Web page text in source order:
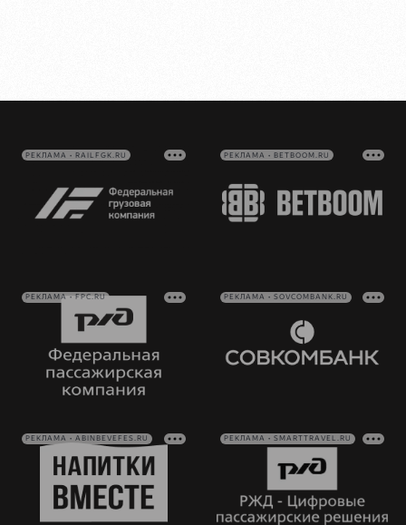
РЕКЛАМА • RAILFGK.RU РЕКЛАМА • BETBOOM.RU
РЕКЛАМА • FPC.RU РЕКЛАМА • SOVCOMBANK.RU
РЕКЛАМА • ABINBEVEFES.RU РЕКЛАМА • SMARTTRAVEL.RU